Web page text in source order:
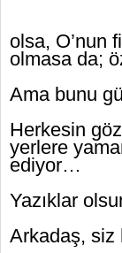
olsa, O’nun
olmasa da;
Ama bunu
Herkesin
yerlere
ediyor…
Yazıklar
Arkadaş, siz